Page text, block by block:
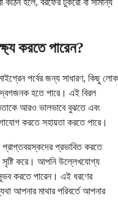
হলে, বরফের টুকরো বা সামান্য
করতে পারেন?
পর্বের জন্য সাধারণ, কিছু লোক
হতে পারে। এই বিরল
আরও ভালভাবে বুঝতে এবং
করতে সহায়তা করতে পারে।
প্রাপ্তবয়স্কদের প্রভাবিত করতে
সৃষ্টি করে। আপনি উল্লেখযোগ্য
করতে পারেন। এই ধরণের
আপনার মাথার পরিবর্তে আপনার